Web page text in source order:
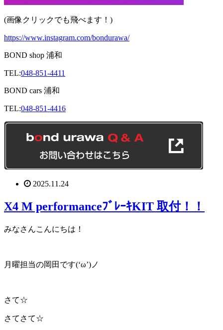
(画像クリックでも飛べます！)
https://www.instagram.com/bondurawa/
BOND shop 浦和
TEL:048-851-4411
BOND cars 浦和
TEL:048-851-4416
2025.11.24
X4 M performanceﾌﾞﾚｰｷKIT 取付！！
みなさんこんにちは！
月曜担当の岡田です(‘ω’)ノ
さて☆
さてさて☆